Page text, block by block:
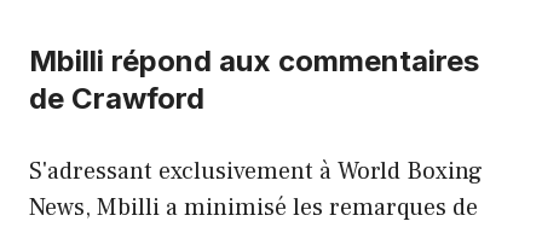
Mbilli répond aux commentaires
de Crawford
S'adressant exclusivement à World Boxing
News, Mbilli a minimisé les remarques de